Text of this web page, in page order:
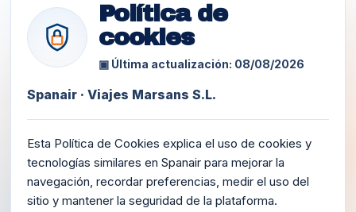
Política de
cookies
▣ Última actualización: 08/08/2026
Spanair · Viajes Marsans S.L.
Esta Política de Cookies explica el uso de cookies y
tecnologías similares en Spanair para mejorar la
navegación, recordar preferencias, medir el uso del
sitio y mantener la seguridad de la plataforma.